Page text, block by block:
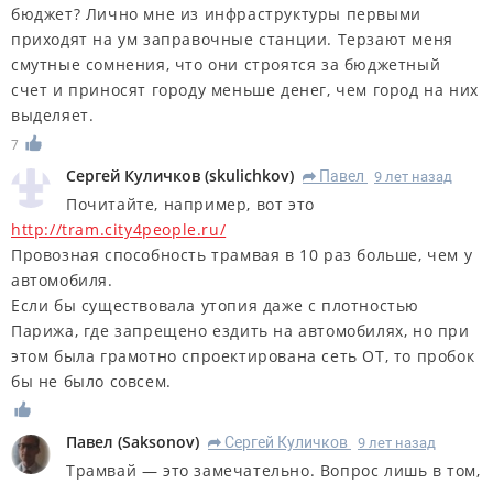
бюджет? Лично мне из инфраструктуры первыми
приходят на ум заправочные станции. Терзают меня
смутные сомнения, что они строятся за бюджетный
счет и приносят городу меньше денег, чем город на них
выделяет.
7
Сергей Куличков (skulichkov) R Павел 9 лет назад
Почитайте, например, вот это
http://tram.city4people.ru/
Провозная способность трамвая в 10 раз больше, чем у
автомобиля.
Если бы существовала утопия даже с плотностью
Парижа, где запрещено ездить на автомобилях, но при
этом была грамотно спроектирована сеть ОТ, то пробок
бы не было совсем.
Павел (Saksonov) R Сергей Куличков 9 лет назад
Трамвай — это замечательно. Вопрос лишь в том,